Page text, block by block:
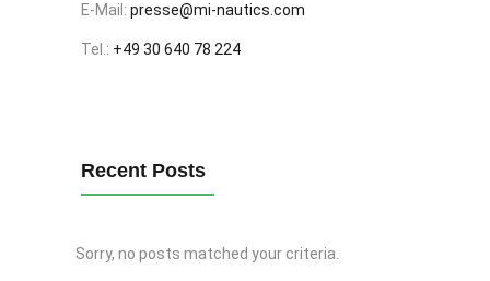
E-Mail: presse@mi-nautics.com
Tel.: +49 30 640 78 224
Recent Posts
Sorry, no posts matched your criteria.